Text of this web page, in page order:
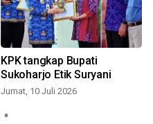
KPK tangkap Bupati
Sukoharjo Etik Suryani
Jumat, 10 Juli 2026